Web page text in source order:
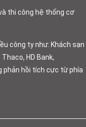
thi công hệ thống cơ
công ty như: Khách sạn
HD Bank,
phản hồi tích cực từ phía